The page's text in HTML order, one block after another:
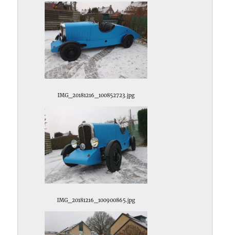
IMG_20181216_100852723.jpg
IMG_20181216_100900865.jpg